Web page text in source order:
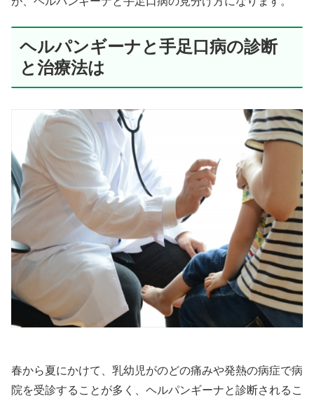
ヘルパンギーナと手足口病の診断
と治療法は
春から夏にかけて、乳幼児がのどの痛みや発熱の病症で病
院を受診することが多く、ヘルパンギーナと診断されるこ